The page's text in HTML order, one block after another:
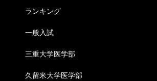
ランキング
一般入試
三重大学医学部
久留米大学医学部